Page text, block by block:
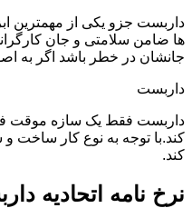
داربست جزو یکی از مهمترین
ها ضامن سلامتی و جان
جانشان در خطر باشد اگر به
داربست
داربست فقط یک سازه موقت
کند.با توجه به نوع کار ساخت
کند.
نرخ نامه اتحادیه